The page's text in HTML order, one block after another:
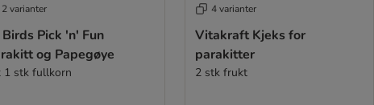
2 varianter
Birds Pick 'n' Fun
og Papegøye
2 x 1 stk fullkorn
4 varianter
Vitakraft Kjeks for
parakitter
2 stk frukt